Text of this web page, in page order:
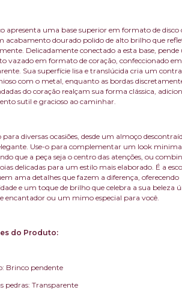
apresenta uma base superior em formato de disco
acabamento dourado polido de alto brilho que
Delicadamente conectado a esta base, pende
vazado em formato de coração, confeccionado
Sua superfície lisa e translúcida cria um
com o metal, enquanto as bordas
do coração realçam sua forma clássica,
sutil e gracioso ao caminhar.
para diversas ocasiões, desde um almoço
Use-o para complementar um look
que a peça seja o centro das atenções, ou
delicadas para um estilo mais elaborado. É a
ama detalhes que fazem a diferença, oferecendo
e um toque de brilho que celebra a sua beleza
encantador ou um mimo especial para você.
do Produto:
Brinco pendente
pedras: Transparente